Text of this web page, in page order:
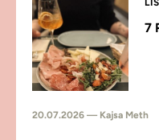
7
20.07.2026 — Kajsa Meth